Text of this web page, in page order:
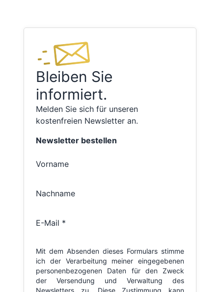
Bleiben Sie
informiert.
Melden Sie sich für unseren
kostenfreien Newsletter an.